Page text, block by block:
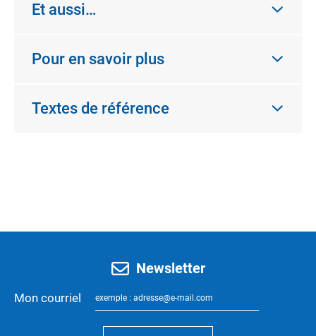
Et aussi…
Pour en savoir plus
Textes de référence
Newsletter
Mon courriel